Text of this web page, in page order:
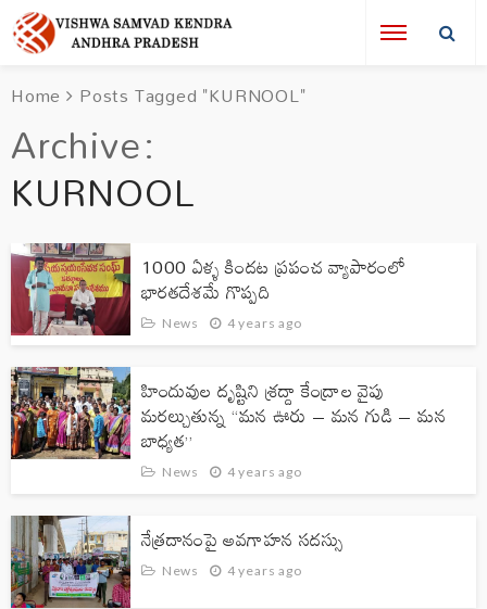
Home Posts Tagged "KURNOOL"
Archive
KURNOOL
1000 ఏళ్ళ కిందట ప్రపంచ వ్యాపారంలో
భారతదేశమే గొప్పది
News 4 years ago
హిందువుల దృష్టిని శ్రద్దా కేంద్రాల వైపు
మరల్చుతున్న “మన ఊరు – మన గుడి – మన
బాధ్యత”
News 4 years ago
నేత్రదానంపై అవగాహన సదస్సు
News 4 years ago